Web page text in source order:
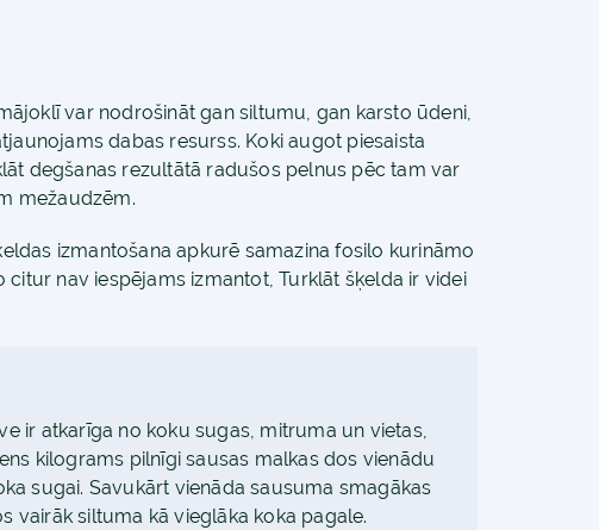
var nodrošināt gan siltumu, gan karsto ūdeni,
dabas resurss. Koki augot piesaista
degšanas rezultātā radušos pelnus pēc tam var
mežaudzēm.
izmantošana apkurē samazina fosilo kurināmo
nav iespējams izmantot, Turklāt šķelda ir videi
ir atkarīga no koku sugas, mitruma un vietas,
kilograms pilnīgi sausas malkas dos vienādu
sugai. Savukārt vienāda sausuma smagākas
vairāk siltuma kā vieglāka koka pagale.